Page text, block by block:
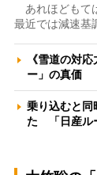
あれほどもて
最近では減速基
《雪道の対
ー」の真価
乗り込むと同
た 「日産ル